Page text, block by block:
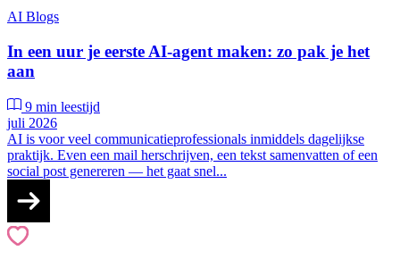
AI Blogs
In een uur je eerste AI-agent maken: zo pak je het
aan
9 min leestijd
juli 2026
AI is voor veel communicatieprofessionals inmiddels dagelijkse
praktijk. Even een mail herschrijven, een tekst samenvatten of een
social post genereren — het gaat snel...